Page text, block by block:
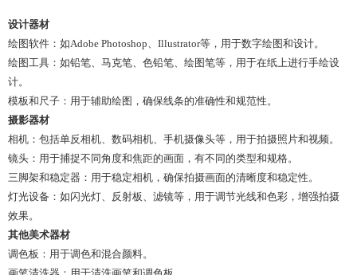
设计器材
绘图软件：如Adobe Photoshop、Illustrator等，用于数字绘图和设计。
绘图工具：如铅笔、马克笔、色铅笔、绘图笔等，用于在纸上进行手绘设
计。
模板和尺子：用于辅助绘图，确保线条的准确性和规范性。
摄影器材
相机：包括单反相机、数码相机、手机摄像头等，用于拍摄照片和视频。
镜头：用于捕捉不同角度和焦距的画面，有不同的类型和规格。
三脚架和稳定器：用于稳定相机，确保拍摄画面的清晰度和稳定性。
灯光设备：如闪光灯、反射板、滤镜等，用于调节光线和色彩，增强拍摄
效果。
其他美术器材
调色板：用于调色和混合颜料。